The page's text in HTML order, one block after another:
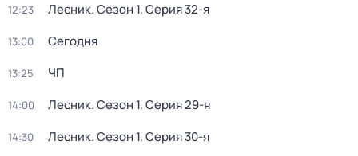
12:23 Лесник. Сезон 1. Серия 32-я
13:00 Сегодня
13:25 ЧП
14:00 Лесник. Сезон 1. Серия 29-я
14:30 Лесник. Сезон 1. Серия 30-я